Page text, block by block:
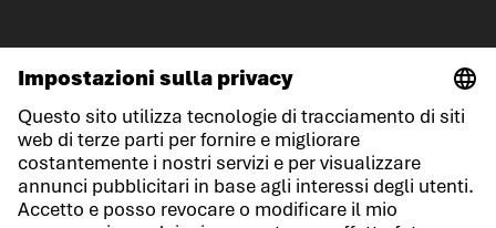
© LOWA Sportschuhe GmbH
Note legali
Protezione dei dati
Cookies